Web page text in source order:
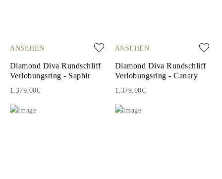
ANSEHEN
Diamond Diva Rundschliff
Verlobungsring - Saphir
1,379.00€
ANSEHEN
Diamond Diva Rundschliff
Verlobungsring - Canary
1,379.00€